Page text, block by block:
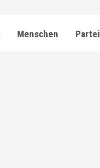
Menschen Partei